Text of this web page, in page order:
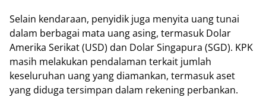
Selain kendaraan, penyidik juga menyita uang tunai
dalam berbagai mata uang asing, termasuk Dolar
Amerika Serikat (USD) dan Dolar Singapura (SGD). KPK
masih melakukan pendalaman terkait jumlah
keseluruhan uang yang diamankan, termasuk aset
yang diduga tersimpan dalam rekening perbankan.